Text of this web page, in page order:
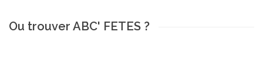
Ou trouver ABC' FETES ?